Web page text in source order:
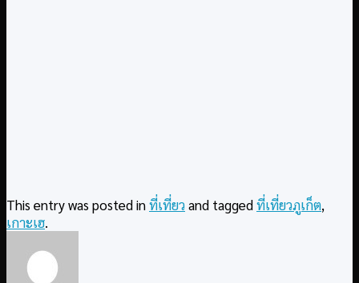
This entry was posted inที่เที่ยวand taggedที่เที่ยวภูเก็ต,
เกาะเฮ.